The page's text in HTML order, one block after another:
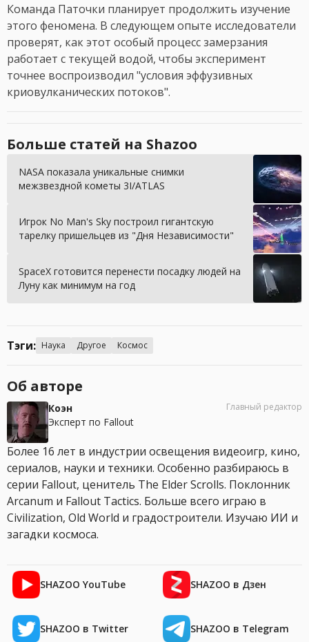
Команда Паточки планирует продолжить изучение
этого феномена. В следующем опыте исследователи
проверят, как этот особый процесс замерзания
работает с текущей водой, чтобы эксперимент
точнее воспроизводил "условия эффузивных
криовулканических потоков".
Больше статей на Shazoo
NASA показала уникальные снимки
межзвездной кометы 3I/ATLAS
Игрок No Man's Sky построил гигантскую
тарелку пришельцев из "Дня Независимости"
SpaceX готовится перенести посадку людей на
Луну как минимум на год
Тэги: Наука Другое Космос
Об авторе
Коэн
Эксперт по Fallout
Главный редактор
Более 16 лет в индустрии освещения видеоигр, кино,
сериалов, науки и техники. Особенно разбираюсь в
серии Fallout, ценитель The Elder Scrolls. Поклонник
Arcanum и Fallout Tactics. Больше всего играю в
Civilization, Old World и градостроители. Изучаю ИИ и
загадки космоса.
SHAZOO YouTube SHAZOO в Дзен
SHAZOO в Twitter SHAZOO в Telegram